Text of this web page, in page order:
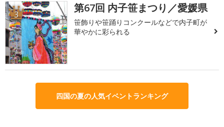
3 第67回 内子笹まつり／愛媛県
笹飾りや笹踊りコンクールなどで内子町が
華やかに彩られる
四国の夏の人気イベントランキング